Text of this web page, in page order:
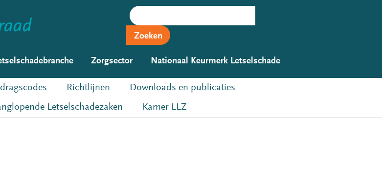
Zoeken
Zorgsector Nationaal Keurmerk Letselschade
Richtlijnen
Downloads en publicaties
Letselschadezaken Kamer LLZ